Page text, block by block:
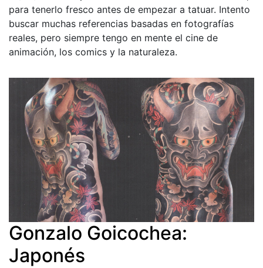
para tenerlo fresco antes de empezar a tatuar. Intento
buscar muchas referencias basadas en fotografías
reales, pero siempre tengo en mente el cine de
animación, los comics y la naturaleza.
Gonzalo Goicochea:
Japonés